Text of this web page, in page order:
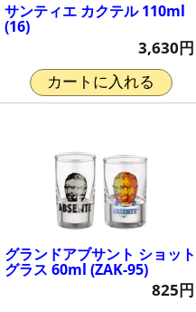
サンティエ カクテル 110ml
(16)
3,630円
カートに入れる
グランドアブサント ショット
グラス 60ml (ZAK-95)
825円